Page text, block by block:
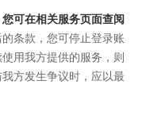
可在相关服务页面查阅
条款，您可停止登录账
用我方提供的服务，则
方发生争议时，应以最